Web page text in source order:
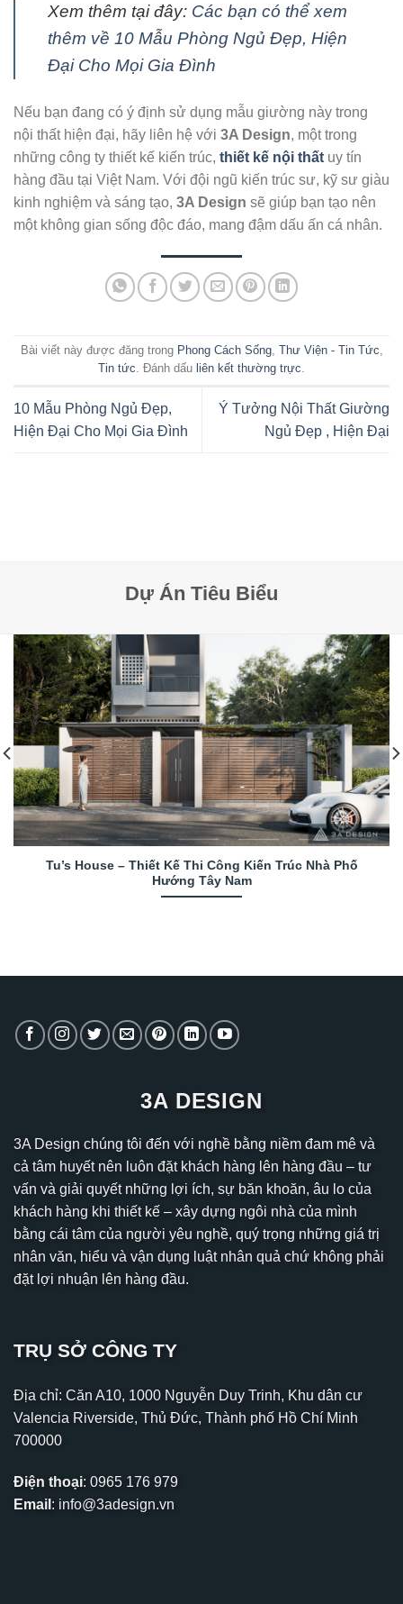
Xem thêm tại đây: Các bạn có thể xem
thêm về 10 Mẫu Phòng Ngủ Đẹp, Hiện
Đại Cho Mọi Gia Đình
Nếu bạn đang có ý định sử dụng mẫu giường này trong
nội thất hiện đại, hãy liên hệ với 3A Design, một trong
những công ty thiết kế kiến trúc, thiết kế nội thất uy tín
hàng đầu tại Việt Nam. Với đội ngũ kiến trúc sư, kỹ sư giàu
kinh nghiệm và sáng tạo, 3A Design sẽ giúp bạn tạo nên
một không gian sống độc đáo, mang đậm dấu ấn cá nhân.
Bài viết này được đăng trong Phong Cách Sống, Thư Viện - Tin Tức,
Tin tức. Đánh dấu liên kết thường trực.
10 Mẫu Phòng Ngủ Đẹp,
Hiện Đại Cho Mọi Gia Đình
Ý Tưởng Nội Thất Giường
Ngủ Đẹp , Hiện Đại
Dự Án Tiêu Biểu
Tu’s House – Thiết Kế Thi Công Kiến Trúc Nhà Phố
Hướng Tây Nam
3A DESIGN
3A Design chúng tôi đến với nghề bằng niềm đam mê và
cả tâm huyết nên luôn đặt khách hàng lên hàng đầu – tư
vấn và giải quyết những lợi ích, sự băn khoăn, âu lo của
khách hàng khi thiết kế – xây dựng ngôi nhà của mình
bằng cái tâm của người yêu nghề, quý trọng những giá trị
nhân văn, hiểu và vận dụng luật nhân quả chứ không phải
đặt lợi nhuận lên hàng đầu.
TRỤ SỞ CÔNG TY
Địa chỉ: Căn A10, 1000 Nguyễn Duy Trinh, Khu dân cư
Valencia Riverside, Thủ Đức, Thành phố Hồ Chí Minh
700000
Điện thoại: 0965 176 979
Email : info@3adesign.vn